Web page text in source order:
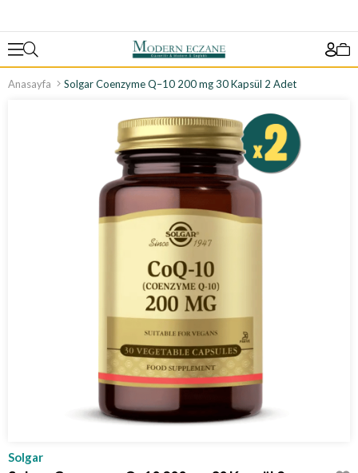
Anasayfa Solgar Coenzyme Q–10 200 mg 30 Kapsül 2 Adet
Solgar